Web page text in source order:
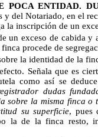
POCA ENTIDAD.
y del Notariado, en el
la inscripción de un
un exceso de cabida
procede de
la identidad de la
Señala que es
como así se
dudas
sobre la misma finca
su superficie, pues
la de la finca resto,